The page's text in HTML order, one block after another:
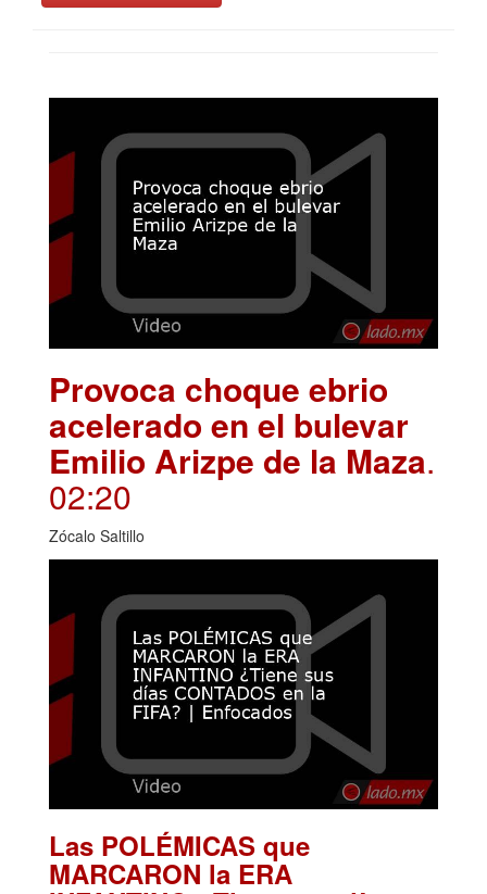
Provoca choque ebrio
acelerado en el bulevar
Emilio Arizpe de la Maza.
02:20
Zócalo Saltillo
Las POLÉMICAS que
MARCARON la ERA